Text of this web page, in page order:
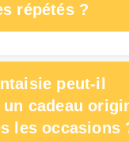
répétés ?
peut-il
cadeau
les occasions